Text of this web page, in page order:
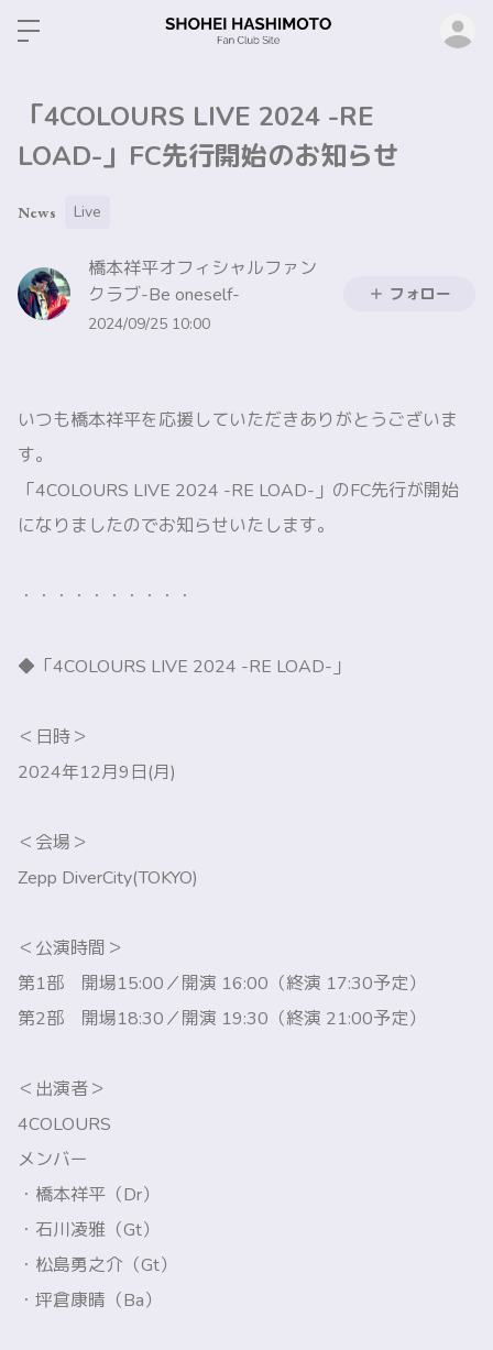
「4COLOURS LIVE 2024 -RE
LOAD-」FC先行開始のお知らせ
News Live
橋本祥平オフィシャルファン
クラブ-Be oneself-
2024/09/25 10:00
フォロー
いつも橋本祥平を応援していただきありがとうございま
す。
「4COLOURS LIVE 2024 -RE LOAD-」のFC先行が開始
になりましたのでお知らせいたします。
・・・・・・・・・・
◆「4COLOURS LIVE 2024 -RE LOAD-」
＜日時＞
2024年12月9日(月)
＜会場＞
Zepp DiverCity(TOKYO)
＜公演時間＞
第1部 開場15:00／開演 16:00（終演 17:30予定）
第2部 開場18:30／開演 19:30（終演 21:00予定）
＜出演者＞
4COLOURS
メンバー
・橋本祥平（Dr）
・石川凌雅（Gt）
・松島勇之介（Gt）
・坪倉康晴（Ba）